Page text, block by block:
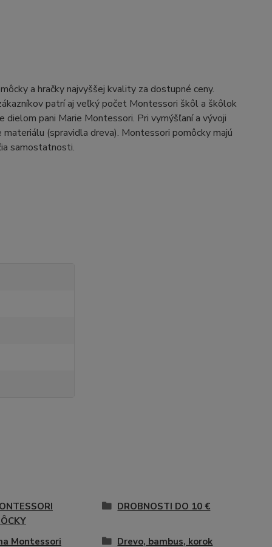
a hračky najvyššej kvality za dostupné ceny.
patrí aj veľký počet Montessori škôl a škôlok
pani Marie Montessori. Pri vymýšľaní a vývoji
(spravidla dreva). Montessori pomôcky majú
samostatnosti.
DROBNOSTI DO 10 €
Montessori Drevo, bambus, korok